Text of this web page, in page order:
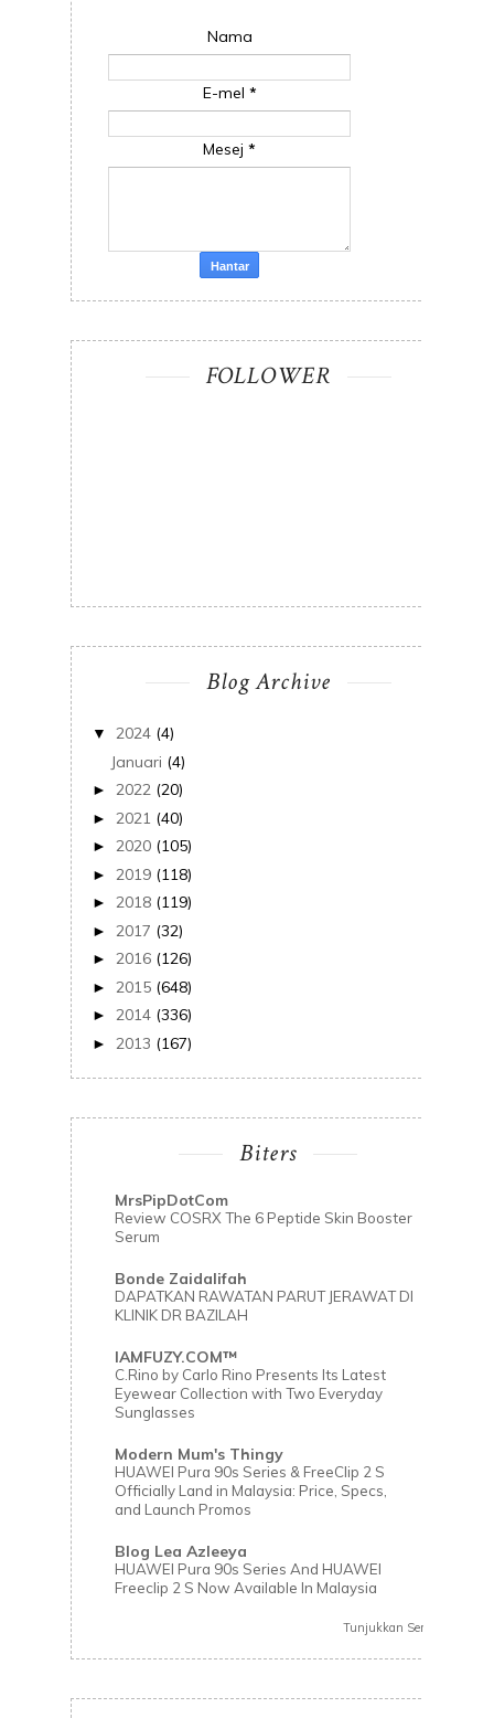
Nama
E-mel *
Mesej *
FOLLOWER
Blog Archive
▼ 2024 (4)
Januari (4)
► 2022 (20)
► 2021 (40)
► 2020 (105)
► 2019 (118)
► 2018 (119)
► 2017 (32)
► 2016 (126)
► 2015 (648)
► 2014 (336)
► 2013 (167)
Biters
MrsPipDotCom
Review COSRX The 6 Peptide Skin Booster
Serum
Bonde Zaidalifah
DAPATKAN RAWATAN PARUT JERAWAT DI
KLINIK DR BAZILAH
IAMFUZY.COM™
C.Rino by Carlo Rino Presents Its Latest
Eyewear Collection with Two Everyday
Sunglasses
Modern Mum's Thingy
HUAWEI Pura 90s Series & FreeClip 2 S
Officially Land in Malaysia: Price, Specs,
and Launch Promos
Blog Lea Azleeya
HUAWEI Pura 90s Series And HUAWEI
Freeclip 2 S Now Available In Malaysia
Tunjukkan Semua